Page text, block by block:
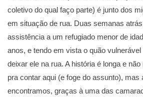
coletivo do qual faço parte) é junto dos
em situação de rua. Duas semanas
assistência a um refugiado menor de
anos, e tendo em vista o quão
deixar ele na rua. A história é longa e
pra contar aqui (e foge do assunto), mas
encontramos, graças à uma das